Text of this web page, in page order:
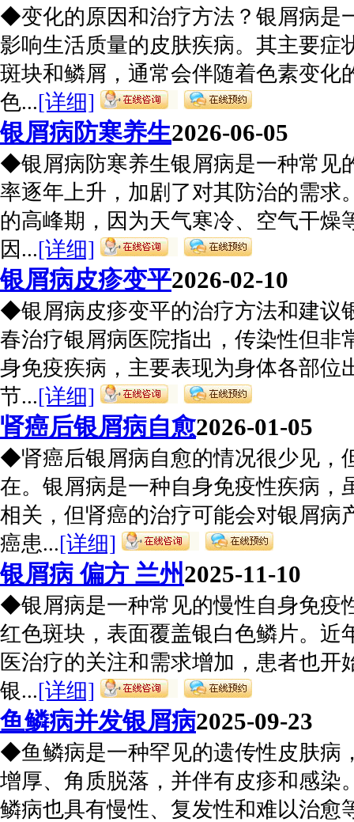
◆变化的原因和治疗方法？银屑病是
影响生活质量的皮肤疾病。其主要症
斑块和鳞屑，通常会伴随着色素变化
色...[详细]
银屑病防寒养生2026-06-05
◆银屑病防寒养生银屑病是一种常见
率逐年上升，加剧了对其防治的需求
的高峰期，因为天气寒冷、空气干燥
因...[详细]
银屑病皮疹变平2026-02-10
◆银屑病皮疹变平的治疗方法和建议
春治疗银屑病医院指出，传染性但非
身免疫疾病，主要表现为身体各部位
节...[详细]
肾癌后银屑病自愈2026-01-05
◆肾癌后银屑病自愈的情况很少见，
在。银屑病是一种自身免疫性疾病，
相关，但肾癌的治疗可能会对银屑病
癌患...[详细]
银屑病 偏方 兰州 2025-11-10
◆银屑病是一种常见的慢性自身免疫
红色斑块，表面覆盖银白色鳞片。近
医治疗的关注和需求增加，患者也开
银...[详细]
鱼鳞病并发银屑病2025-09-23
◆鱼鳞病是一种罕见的遗传性皮肤病
增厚、角质脱落，并伴有皮疹和感染
鳞病也具有慢性、复发性和难以治愈